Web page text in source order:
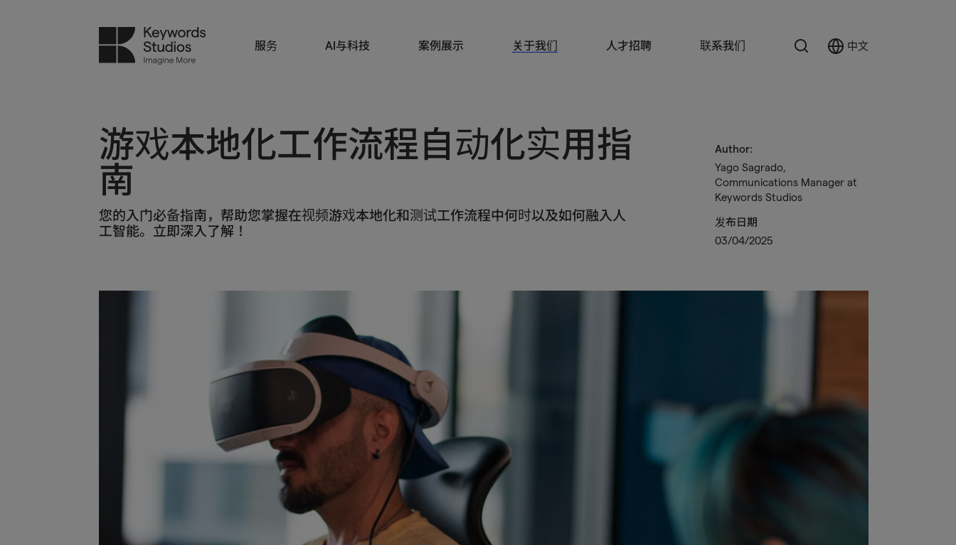
服务 AI与科技 案例展示 关于我们 人才招聘 联系我们
搜
Select
中文
游戏本地化工作流程自动化实用指
南
您的入门必备指南，帮助您掌握在视频游戏本地化和测试工作流程中何时以及如何融入人
工智能。立即深入了解！
Author:
Yago Sagrado,
Communications Manager at
Keywords Studios
发布日期
03/04/2025